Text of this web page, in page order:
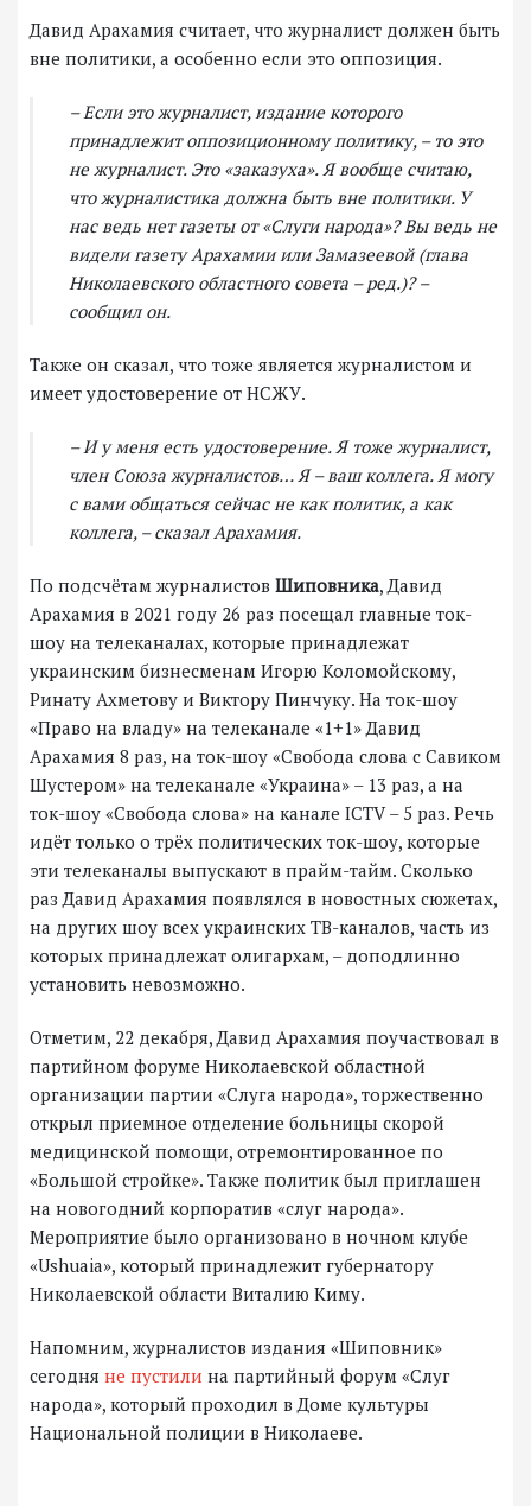
Давид Арахамия считает, что журналист должен быть
вне политики, а особенно если это оппозиция.
– Если это журналист, издание которого
принадлежит оппозиционному политику, – то это
не журналист. Это «заказуха». Я вообще считаю,
что журналистика должна быть вне политики. У
нас ведь нет газеты от «Слуги народа»? Вы ведь не
видели газету Арахамии или Замазеевой (глава
Николаевского областного совета – ред.)? –
сообщил он.
Также он сказал, что тоже является журналистом и
имеет удостоверение от НСЖУ.
– И у меня есть удостоверение. Я тоже журналист,
член Союза журналистов… Я – ваш коллега. Я могу
с вами общаться сейчас не как политик, а как
коллега, – сказал Арахамия.
По подсчётам журналистов Шиповника, Давид
Арахамия в 2021 году 26 раз посещал главные ток-
шоу на телеканалах, которые принадлежат
украинским бизнесменам Игорю Коломойскому,
Ринату Ахметову и Виктору Пинчуку. На ток-шоу
«Право на владу» на телеканале «1+1» Давид
Арахамия 8 раз, на ток-шоу «Свобода слова с Савиком
Шустером» на телеканале «Украина» – 13 раз, а на
ток-шоу «Свобода слова» на канале ICTV – 5 раз. Речь
идёт только о трёх политических ток-шоу, которые
эти телеканалы выпускают в прайм-тайм. Сколько
раз Давид Арахамия появлялся в новостных сюжетах,
на других шоу всех украинских ТВ-каналов, часть из
которых принадлежат олигархам, – доподлинно
установить невозможно.
Отметим, 22 декабря, Давид Арахамия поучаствовал в
партийном форуме Николаевской областной
организации партии «Слуга народа», торжественно
открыл приемное отделение больницы скорой
медицинской помощи, отремонтированное по
«Большой стройке». Также политик был приглашен
на новогодний корпоратив «слуг народа».
Мероприятие было организовано в ночном клубе
«Ushuaia», который принадлежит губернатору
Николаевской области Виталию Киму.
Напомним, журналистов издания «Шиповник»
сегодня не пустили на партийный форум «Слуг
народа», который проходил в Доме культуры
Национальной полиции в Николаеве.